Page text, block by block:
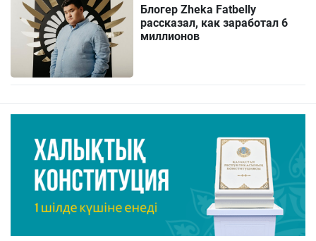
Блогер Zheka Fatbelly
рассказал, как заработал 6
миллионов